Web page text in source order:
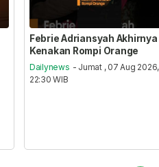
Febrie Adriansyah Akhirnya
Kenakan Rompi Orange
Dailynews - Jumat , 07 Aug 2026,
22:30 WIB